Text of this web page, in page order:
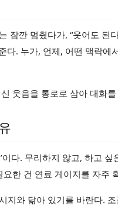
잠깐 멈췄다가, “웃어도 된
다. 누가, 언제, 어떤 맥락
웃음을 통로로 삼아 대화
이다. 무리하지 않고, 하고
한 건 연료 게이지를 자주
지와 닮아 있기를 바란다.